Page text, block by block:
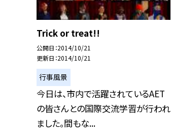
Trick or treat!!
公開日 2014/10/21
更新日 2014/10/21
行事風景
今日は、市内で活躍されているAET
の皆さんとの国際交流学習が行われ
ました。間もな...